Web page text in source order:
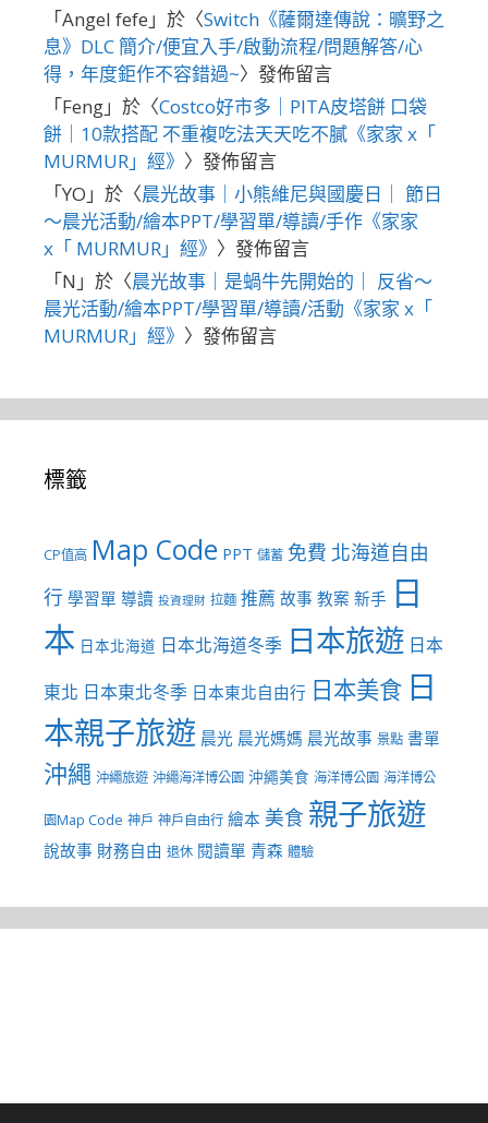
「Angel fefe 」於〈Switch《薩爾達傳說：曠野之
息》DLC 簡介/便宜入手/啟動流程/問題解答/心
得，年度鉅作不容錯過~〉發佈留言
「Feng」於〈Costco好市多｜PITA皮塔餅 口袋
餅｜10款搭配 不重複吃法天天吃不膩《家家 x「
MURMUR」經》 〉發佈留言
「YO 」於〈晨光故事｜小熊維尼與國慶日｜ 節日
～晨光活動/繪本PPT/學習單/導讀/手作《家家
x「 MURMUR」經》 〉發佈留言
「N 」於〈晨光故事｜是蝸牛先開始的｜ 反省～
晨光活動/繪本PPT/學習單/導讀/活動《家家 x「
MURMUR」經》 〉發佈留言
標籤
CP值高 Map Code PPT 儲蓄 免費 北海道自由
行 學習單 導讀 投資理財 拉麵 推薦 故事 教案 新手 日
本 日本北海道 日本北海道冬季 日本旅遊 日本
東北 日本東北冬季 日本東北自由行 日本美食 日
本親子旅遊 晨光 晨光媽媽 晨光故事 景點 書單
沖繩 沖繩旅遊 沖繩海洋博公園 沖繩美食 海洋博公園 海洋博公
園Map Code 神戶 神戶自由行 繪本 美食 親子旅遊
說故事 財務自由 退休 閱讀單 青森 體驗